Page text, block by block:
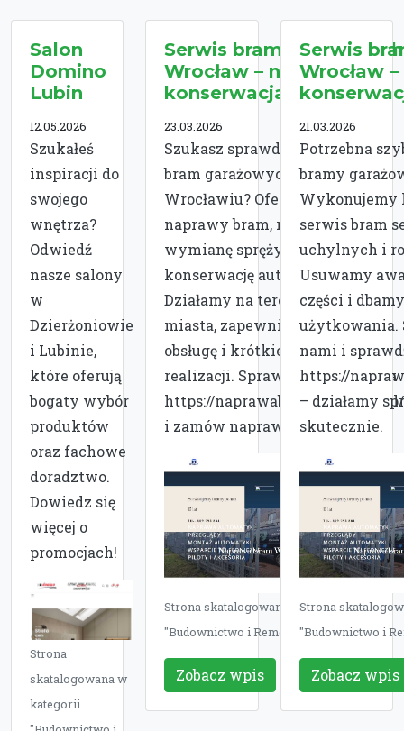
Salon
Domino
Lubin
12.05.2026
Szukałeś
inspiracji do
swojego
wnętrza?
Odwiedź
nasze salony
w
Dzierżoniowie
i Lubinie,
które oferują
bogaty wybór
produktów
oraz fachowe
doradztwo.
Dowiedz się
więcej o
promocjach!
Strona
skatalogowana w
kategorii
Serwis bram garażowych
Wrocław – naprawa i
konserwacja
23.03.2026
Szukasz sprawdzonego serwisu
bram garażowych we
Wrocławiu? Oferujemy szybkie
naprawy bram, regulację,
wymianę sprężyn oraz
konserwację automatyki.
Działamy na terenie całego
miasta, zapewniając fachową
obsługę i krótkie terminy
realizacji. Sprawdź szczegóły na
https://naprawabram.wroclaw.pl/
i zamów naprawę już dzi
Strona skatalogowana w kategorii
"Budownictwo i Remonty"
Zobacz wpis
Serwis
Wrocław
21.03.2026
Potrzebna
bramy
Wykonujemy
serwis bram
uchylnych i
Usuwamy
części i
użytkowania.
nami i
https://
– działamy
skutecznie.
Strona
"Budownictwo i
Zobacz wpis